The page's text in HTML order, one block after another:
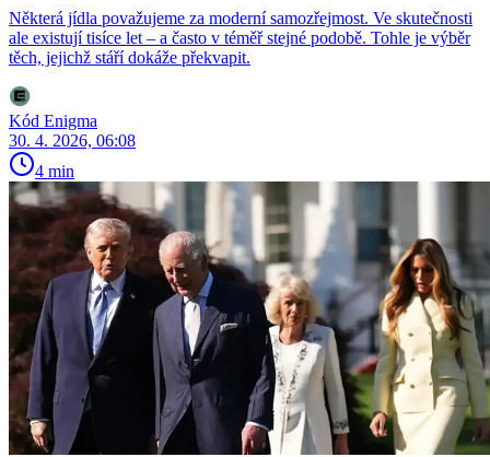
Některá jídla považujeme za moderní samozřejmost. Ve skutečnosti
ale existují tisíce let – a často v téměř stejné podobě. Tohle je výběr
těch, jejichž stáří dokáže překvapit.
Kód Enigma
30. 4. 2026, 06:08
4 min